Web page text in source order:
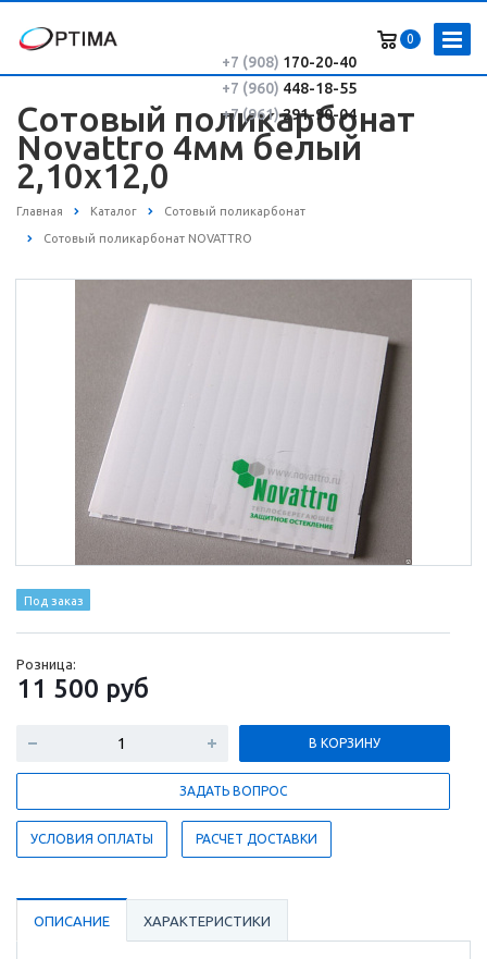
0
+7 (908) 170-20-40
+7 (960) 448-18-55
+7 (961)291-90-04
Сотовый поликарбонат
Novattro 4мм белый
2,10х12,0
Главная Каталог Сотовый поликарбонат
Сотовый поликарбонат NOVATTRO
Под заказ
Розница:
11 500 руб
В КОРЗИНУ
ЗАДАТЬ ВОПРОС
УСЛОВИЯ ОПЛАТЫ РАСЧЕТ ДОСТАВКИ
ОПИСАНИЕ ХАРАКТЕРИСТИКИ